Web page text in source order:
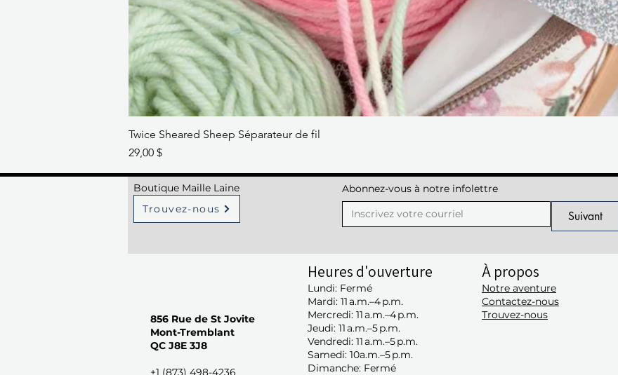
Twice Sheared Sheep Séparateur de fil
Prix
29,00 $
Boutique Maille Laine
Trouvez-nous
Abonnez-vous à notre infolettre
Suivant
856 Rue de St Jovite
Mont-Tremblant
QC J8E 3J8
+1 (873) 498-4236
Heures d'ouverture
Lundi: Fermé
Mardi: 11 a.m.–4 p.m.
Mercredi: 11 a.m.–4 p.m.
Jeudi: 11 a.m.–5 p.m.
Vendredi: 11 a.m.–5 p.m.
Samedi: 10a.m.–5 p.m.
Dimanche: Fermé
À propos
Notre aventure
Contactez-nous
Trouvez-nous